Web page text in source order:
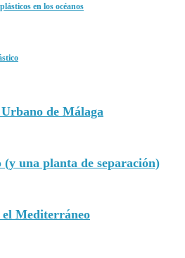
en los océanos
de Málaga
una planta de separación)
Mediterráneo